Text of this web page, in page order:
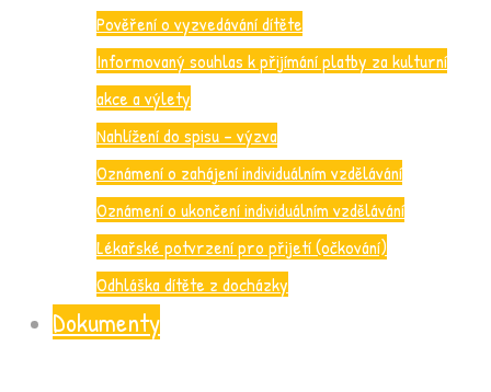
Pověření o vyzvedávání dítěte
Informovaný souhlas k přijímání platby za kulturní
akce a výlety
Nahlížení do spisu – výzva
Oznámení o zahájení individuálním vzdělávání
Oznámení o ukončení individuálním vzdělávání
Lékařské potvrzení pro přijetí (očkování)
Odhláška dítěte z docházky
Dokumenty